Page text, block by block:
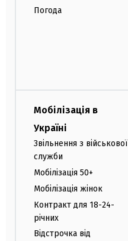
Погода
Мобілізація в
Україні
Звільнення з військової
служби
Мобілізація 50+
Мобілізація жінок
Контракт для 18-24-
річних
Відстрочка від